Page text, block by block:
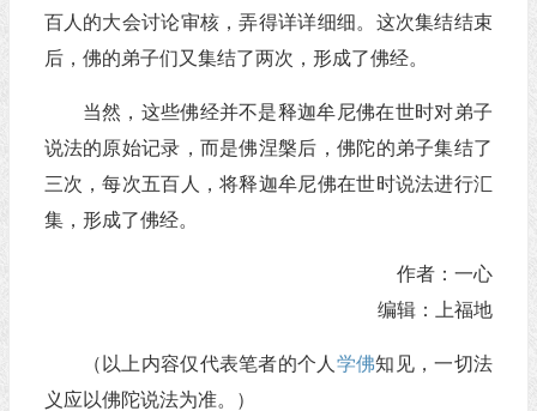
百人的大会讨论审核，弄得详详细细。这次集结结束
后，佛的弟子们又集结了两次，形成了佛经。
当然，这些佛经并不是释迦牟尼佛在世时对弟子
说法的原始记录，而是佛涅槃后，佛陀的弟子集结了
三次，每次五百人，将释迦牟尼佛在世时说法进行汇
集，形成了佛经。
作者：一心
编辑：上福地
（以上内容仅代表笔者的个人 学佛知见，一切法
义应以佛陀说法为准。）